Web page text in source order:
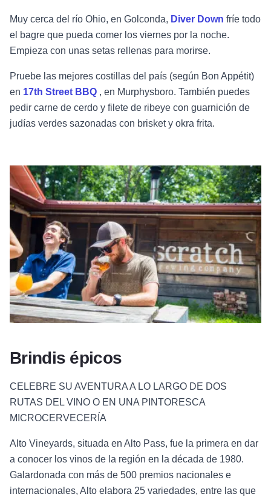
Muy cerca del río Ohio, en Golconda, Diver Down fríe todo
el bagre que pueda comer los viernes por la noche.
Empieza con unas setas rellenas para morirse.
Pruebe las mejores costillas del país (según Bon Appétit)
en 17th Street BBQ , en Murphysboro. También puedes
pedir carne de cerdo y filete de ribeye con guarnición de
judías verdes sazonadas con brisket y okra frita.
Brindis épicos
CELEBRE SU AVENTURA A LO LARGO DE DOS
RUTAS DEL VINO O EN UNA PINTORESCA
MICROCERVECERÍA
Alto Vineyards, situada en Alto Pass, fue la primera en dar
a conocer los vinos de la región en la década de 1980.
Galardonada con más de 500 premios nacionales e
internacionales, Alto elabora 25 variedades, entre las que